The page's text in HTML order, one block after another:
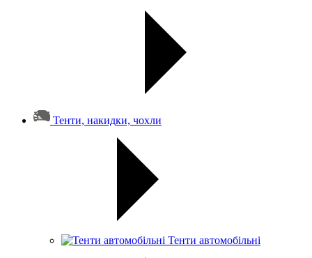
Тенти, накидки, чохли
Тенти автомобільні